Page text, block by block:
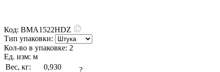
Код: BMA1522HDZ
Тип упаковки:
Кол-во в упаковке: 2
Ед. изм: м
Вес, кг:
0,930
?